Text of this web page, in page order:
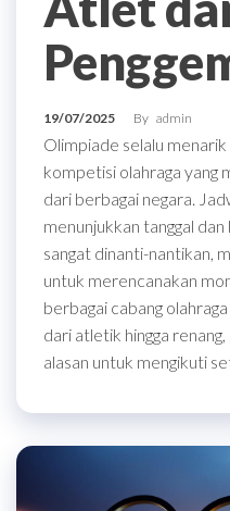
19/07/2025 By admin
Olimpiade selalu
kompetisi olahraga yang
dari berbagai negara.
menunjukkan tanggal
sangat dinanti-nantikan,
untuk merencanakan
berbagai cabang
dari atletik hingga
alasan untuk mengikuti